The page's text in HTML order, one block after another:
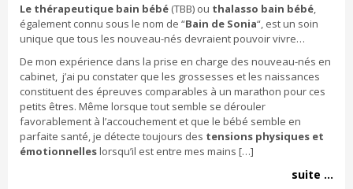
Le thérapeutique bain bébé (TBB) ou thalasso bain bébé
également connu sous le nom de “Bain de Sonia“, est un soin
unique que tous les nouveau-nés devraient pouvoir vivre…
De mon expérience dans la prise en charge des nouveau-nés en
cabinet, j’ai pu constater que les grossesses et les naissances
constituent des épreuves comparables à un marathon pour ces
petits êtres. Même lorsque tout semble se dérouler
favorablement à l’accouchement et que le bébé semble en
parfaite santé, je détecte toujours des tensions physiques et
émotionnelleslorsqu’il est entre mes mains […]
suite ...